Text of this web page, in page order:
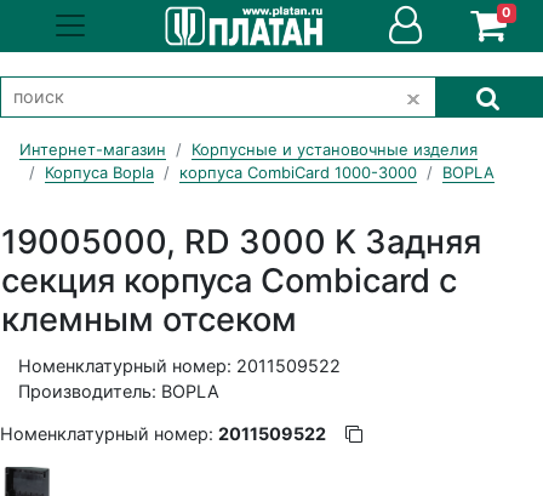
0
Интернет-магазин
Корпусные и установочные изделия
Корпуса Bopla
корпуса CombiCard 1000-3000 BOPLA
19005000, RD 3000 K Задняя
секция корпуса Combicard с
клемным отсеком
Номенклатурный номер: 2011509522
Производитель: BOPLA
Номенклатурный номер: 2011509522